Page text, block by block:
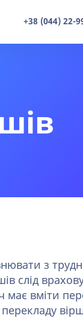
+38 (044) 22-
з
слід
вміти